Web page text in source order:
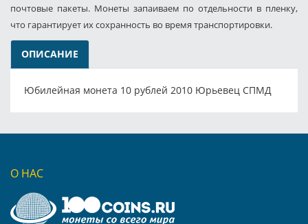
почтовые пакеты. Монеты запаиваем по отдельности в пленку,
что гарантирует их сохранность во время транспортировки.
ОПИСАНИЕ
Юбилейная монета 10 рублей 2010 Юрьевец СПМД
О НАС